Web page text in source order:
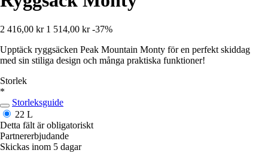
2 416,00 kr 1 514,00 kr -37%
Upptäck ryggsäcken Peak Mountain Monty för en perfekt skiddag
med sin stiliga design och många praktiska funktioner!
Storlek
*
Storleksguide
22 L
Detta fält är obligatoriskt
Partnererbjudande
Skickas inom 5 dagar